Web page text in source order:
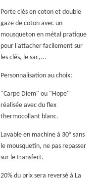
Porte clés en coton et double
gaze de coton avec un
mousqueton en métal pratique
pour l'attacher facilement sur
les clés, le sac,...
Personnalisation au choix:
"Carpe Diem" ou "Hope"
réalisée avec du flex
thermocollant blanc.
Lavable en machine à 30° sans
le mousquetin, ne pas repasser
sur le transfert.
20% du prix sera reversé à La